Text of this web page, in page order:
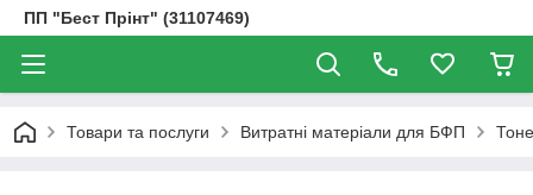
ПП "Бест Прінт" (31107469)
Товари та послуги Витратні матеріали для БФП